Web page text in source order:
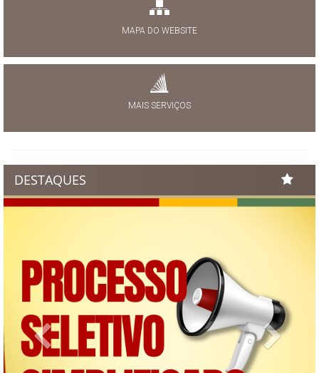
MAPA DO WEBSITE
MAIS SERVIÇOS
DESTAQUES
Previous Next